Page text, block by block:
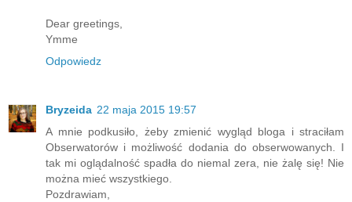
Dear greetings,
Ymme
Odpowiedz
Bryzeida 22 maja 2015 19:57
A mnie podkusiło, żeby zmienić wygląd bloga i straciłam
Obserwatorów i możliwość dodania do obserwowanych. I
tak mi oglądalność spadła do niemal zera, nie żalę się! Nie
można mieć wszystkiego.
Pozdrawiam,